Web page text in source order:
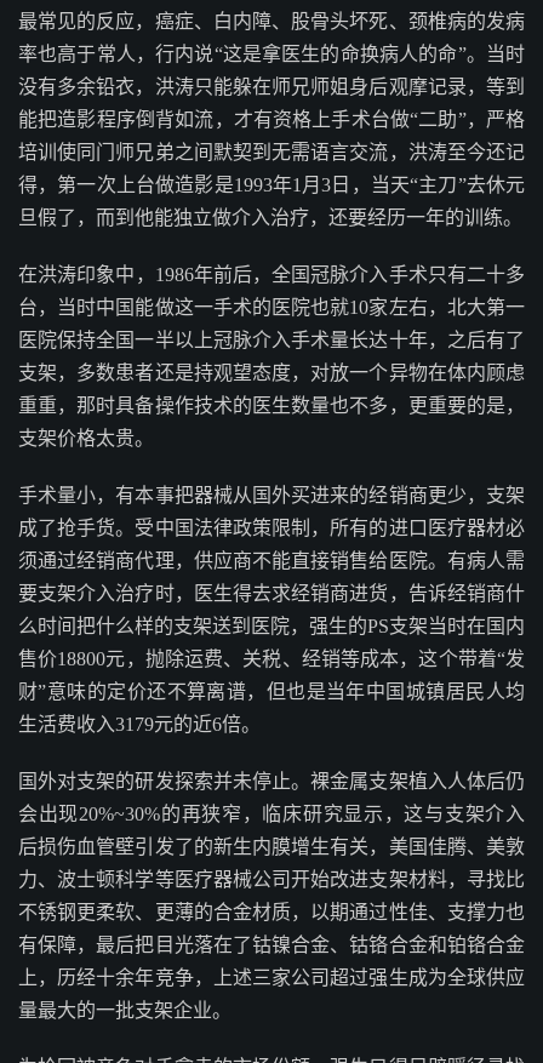
最常见的反应，癌症、白内障、股骨头坏死、颈椎病的发病
率也高于常人，行内说“这是拿医生的命换病人的命”。当时
没有多余铅衣，洪涛只能躲在师兄师姐身后观摩记录，等到
能把造影程序倒背如流，才有资格上手术台做“二助”，严格
培训使同门师兄弟之间默契到无需语言交流，洪涛至今还记
得，第一次上台做造影是1993年1月3日，当天“主刀”去休元
旦假了，而到他能独立做介入治疗，还要经历一年的训练。
在洪涛印象中，1986年前后，全国冠脉介入手术只有二十多
台，当时中国能做这一手术的医院也就10家左右，北大第一
医院保持全国一半以上冠脉介入手术量长达十年，之后有了
支架，多数患者还是持观望态度，对放一个异物在体内顾虑
重重，那时具备操作技术的医生数量也不多，更重要的是，
支架价格太贵。
手术量小，有本事把器械从国外买进来的经销商更少，支架
成了抢手货。受中国法律政策限制，所有的进口医疗器材必
须通过经销商代理，供应商不能直接销售给医院。有病人需
要支架介入治疗时，医生得去求经销商进货，告诉经销商什
么时间把什么样的支架送到医院，强生的PS支架当时在国内
售价18800元，抛除运费、关税、经销等成本，这个带着“发
财”意味的定价还不算离谱，但也是当年中国城镇居民人均
生活费收入3179元的近6倍。
国外对支架的研发探索并未停止。裸金属支架植入人体后仍
会出现20%~30%的再狭窄，临床研究显示，这与支架介入
后损伤血管壁引发了的新生内膜增生有关，美国佳腾、美敦
力、波士顿科学等医疗器械公司开始改进支架材料，寻找比
不锈钢更柔软、更薄的合金材质，以期通过性佳、支撑力也
有保障，最后把目光落在了钴镍合金、钴铬合金和铂铬合金
上，历经十余年竞争，上述三家公司超过强生成为全球供应
量最大的一批支架企业。